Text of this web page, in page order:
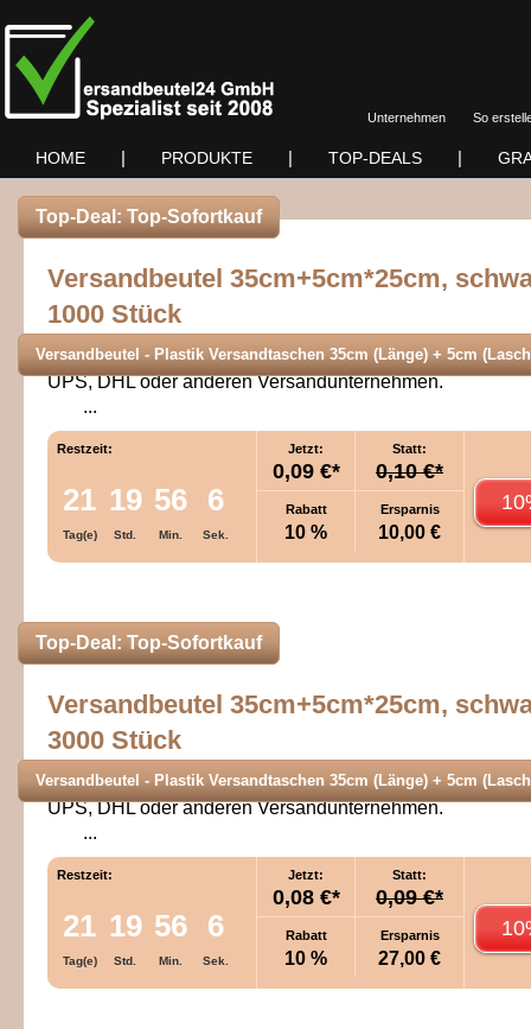
Unternehmen So
HOME | PRODUKTE | TOP-DEALS |
Top-Deal: Top-Sofortkauf
Versandbeutel 35cm+5cm*25cm,
1000 Stück
Versandbeutel - Plastik Versandtaschen 35cm (Länge) + 5cm
Die Plastik Versandtaschen haben die gleiche Qualität
UPS, DHL oder anderen Versandunternehmen.
...
Restzeit:
21
Tag(e)
19
Std.
56
Min.
6
Sek.
Jetzt:
0,09 €*
Statt:
0,10 €*
Rabatt
10 %
Ersparnis
10,00 €
Top-Deal: Top-Sofortkauf
Versandbeutel 35cm+5cm*25cm,
3000 Stück
Versandbeutel - Plastik Versandtaschen 35cm (Länge) + 5cm
Die Plastik Versandtaschen haben die gleiche Qualität
UPS, DHL oder anderen Versandunternehmen.
...
Restzeit:
21
Tag(e)
19
Std.
56
Min.
6
Sek.
Jetzt:
0,08 €*
Statt:
0,09 €*
Rabatt
10 %
Ersparnis
27,00 €